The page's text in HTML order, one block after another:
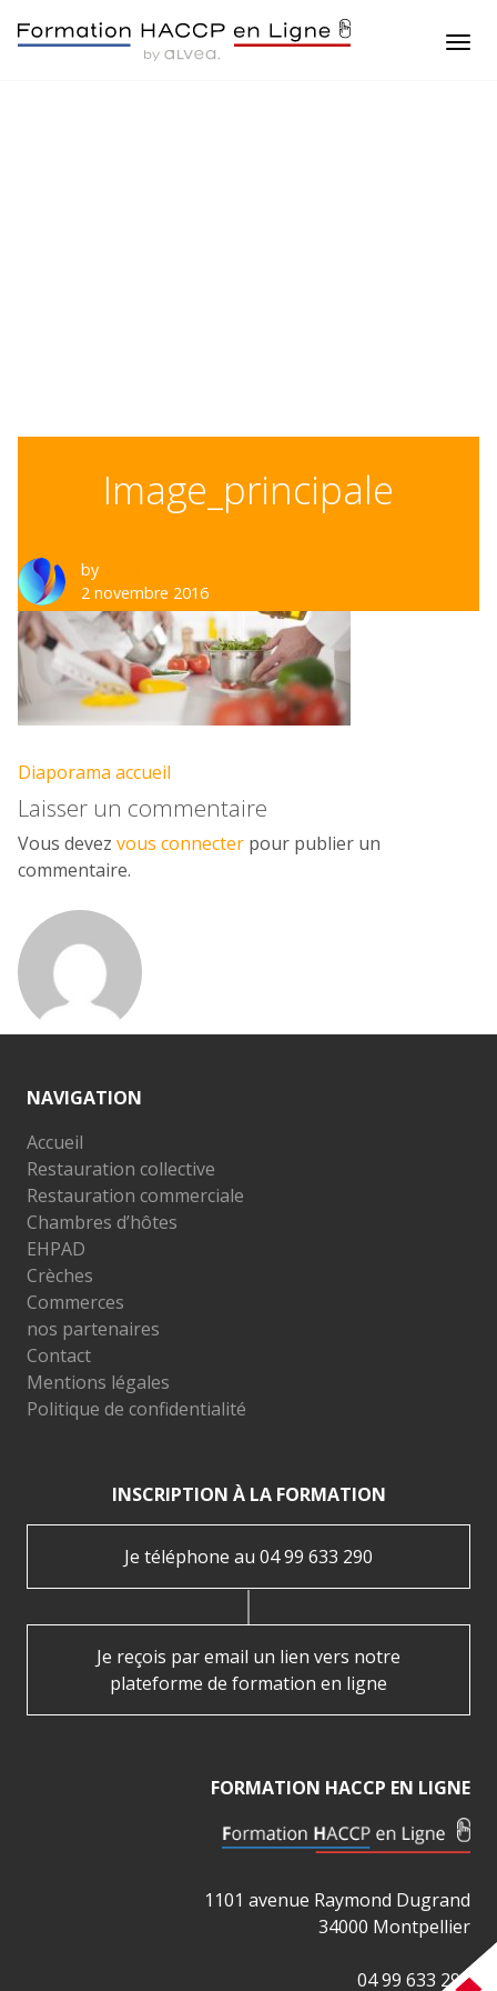
image_principale
by
2 novembre 2016
Navigation
de
Diaporama accueil
Laisser un commentaire
Vous devez vous connecter pour publier un
commentaire.
NAVIGATION
Accueil
Restauration collective
Restauration commerciale
Chambres d’hôtes
EHPAD
Crèches
Commerces
nos partenaires
Contact
Mentions légales
Politique de confidentialité
INSCRIPTION À LA FORMATION
Je téléphone au 04 99 633 290
Je reçois par email un lien vers notre
plateforme de formation en ligne
FORMATION HACCP EN LIGNE
1101 avenue Raymond Dugrand
34000 Montpellier
04 99 633 290